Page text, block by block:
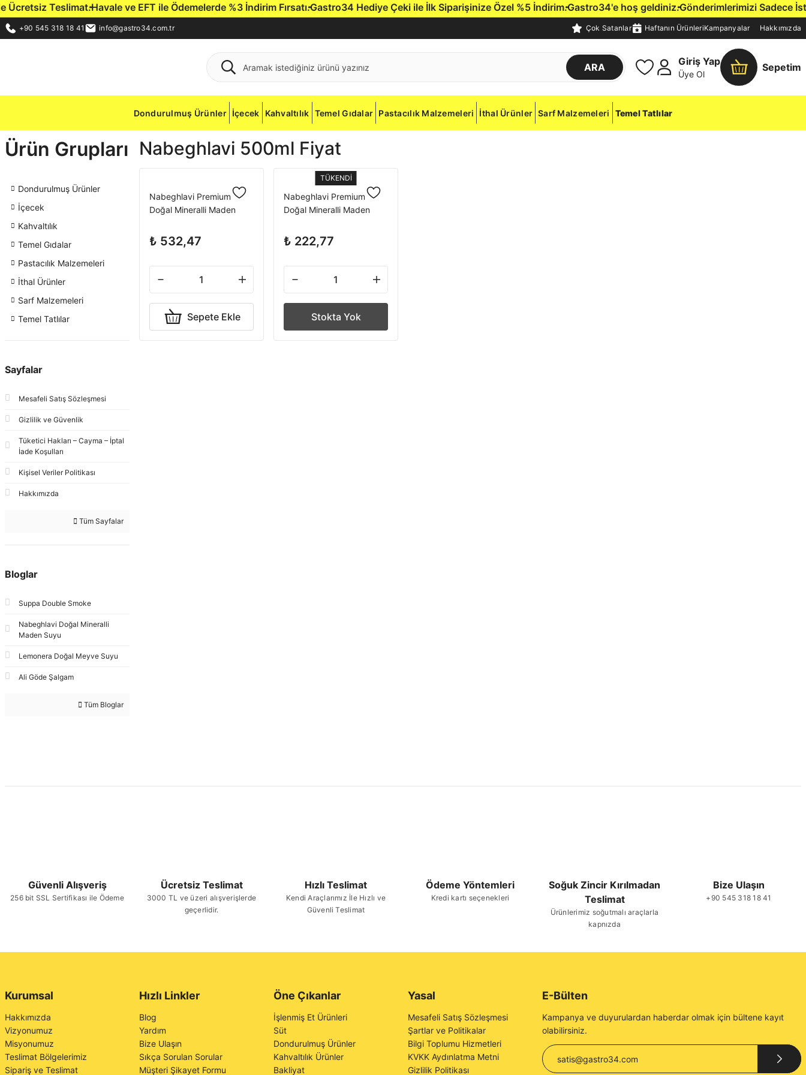
Teslimat.Havale ve EFT ile Ödemelerde %3 İndirim Fırsatı.Gastro34 Hediye Çeki ile İlk Siparişinize Özel %5 İndirim.Gastro34'e hoş geldiniz.Gönderimlerimizi Sadece
+90 545 318 18 41 info@gastro34.com.tr Çok Satanlar Haftanın ÜrünleriKampanyalar Hakkımızda
ARA
Giriş Yap
Üye Ol
Sepetim
Dondurulmuş Ürünler İçecek Kahvaltılık Temel Gıdalar Pastacılık Malzemeleri İthal Ürünler Sarf Malzemeleri Temel Tatlılar
Ürün Grupları
Dondurulmuş Ürünler
İçecek
Kahvaltılık
Temel Gıdalar
Pastacılık Malzemeleri
İthal Ürünler
Sarf Malzemeleri
Temel Tatlılar
Sayfalar
Mesafeli Satış Sözleşmesi
Gizlilik ve Güvenlik
Tüketici Hakları – Cayma – İptal
İade Koşulları
Kişisel Veriler Politikası
Hakkımızda
Tüm Sayfalar
Bloglar
Suppa Double Smoke
Nabeghlavi Doğal Mineralli
Maden Suyu
Lemonera Doğal Meyve Suyu
Ali Göde Şalgam
Tüm Bloglar
Nabeghlavi 500ml Fiyat
Nabeghlavi Premium
Doğal Mineralli Maden
Adet
₺ 532,47
Sepete Ekle
TÜKENDİ
Nabeghlavi Premium
Doğal Mineralli Maden
Adet
₺ 222,77
Stokta Yok
Güvenli Alışveriş
256 bit SSL Sertifikası ile Ödeme
Ücretsiz Teslimat
3000 TL ve üzeri alışverişlerde
geçerlidir.
Hızlı Teslimat
Kendi Araçlarımız İle Hızlı ve
Güvenli Teslimat
Ödeme Yöntemleri
Kredi kartı seçenekleri
Soğuk Zincir Kırılmadan
Teslimat
Ürünlerimiz soğutmalı araçlarla
kapnızda
Bize Ulaşın
+90 545 318 18 41
Kurumsal
Hakkımızda
Vizyonumuz
Misyonumuz
Teslimat Bölgelerimiz
Sipariş ve Teslimat
Hızlı Linkler
Blog
Yardım
Bize Ulaşın
Sıkça Sorulan Sorular
Müşteri Şikayet Formu
Öne Çıkanlar
İşlenmiş Et Ürünleri
Süt
Dondurulmuş Ürünler
Kahvaltılık Ürünler
Bakliyat
Yasal
Mesafeli Satış Sözleşmesi
Şartlar ve Politikalar
Bilgi Toplumu Hizmetleri
KVKK Aydınlatma Metni
Gizlilik Politikası
E-Bülten
Kampanya ve duyurulardan haberdar olmak için bültene kayıt
olabilirsiniz.